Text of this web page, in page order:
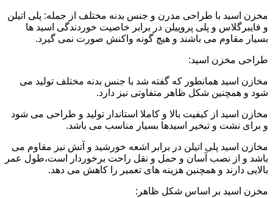
مخزن اسید با طراحی مدرن و جنس بدنه مختلف از جمله: پلی اتیلن
و فایبرگلاس و پلی پروپیلن در برابر خاصیت خوردندگی اسید ها
بسیار مقاوم می باشند و هیچ گونه واکنش صورت نمی گیرد.
طراحی مخزن اسید:
مخازن اسید همانطور که گفته شد با جنس بدنه مختلف تولید می
شود و همچنین شکل ظاهر متفاوتی نیز دارد.
مخازن اسید از کیفیت بالا و کاملا استاندار تولید و طراحی می شود
و برای نشت و تبخیر اسیدها بسیار مناسب می باشد.
مخازن اسید پلی اتیلن در برابر اشعه خورشید و آتش نیز مقاوم می
باشد و از نصب آسان و حمل و نقل راحت برخوردار است،طول عمر
بالایی دارند و همچنین هزینه های تعمیر را کاهش می دهد.
مخزن اسید بر اساس شکل ظاهر: